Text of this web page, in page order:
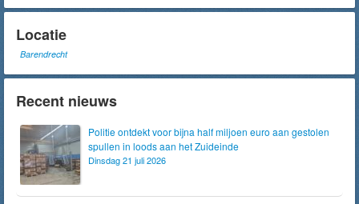
Locatie
Barendrecht
Recent nieuws
Politie ontdekt voor bijna half miljoen euro aan gestolen
spullen in loods aan het Zuideinde
Dinsdag 21 juli 2026